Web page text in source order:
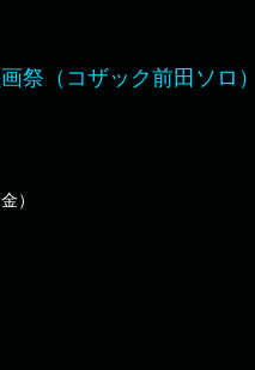
祭（コザック前田ソロ）
）